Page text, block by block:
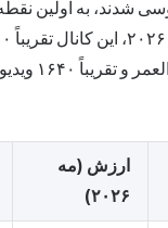
دلار ویروسی شدند، به
ارزش (مه
۲۰۲۶)